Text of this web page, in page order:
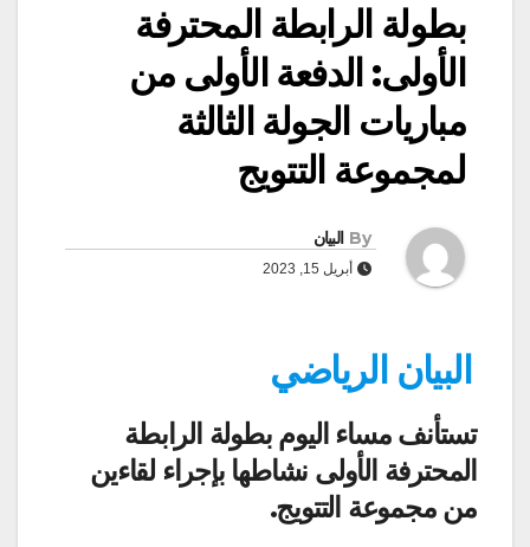
بطولة الرابطة المحترفة
الأولى: الدفعة الأولى من
مباريات الجولة الثالثة
لمجموعة التتويج
By البيان
أبريل 15, 2023
البيان الرياضي
تستأنف مساء اليوم بطولة الرابطة
المحترفة الأولى نشاطها بإجراء لقاءين
من مجموعة التتويج.